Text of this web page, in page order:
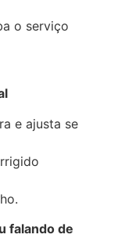
o serviço
e ajusta se
falando de